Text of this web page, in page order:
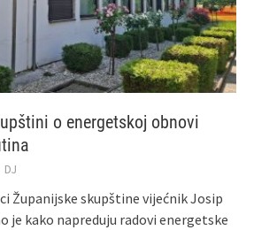
o energetskoj obnovi
DJ
Županijske skupštine vijećnik Josip
je kako napreduju radovi energetske